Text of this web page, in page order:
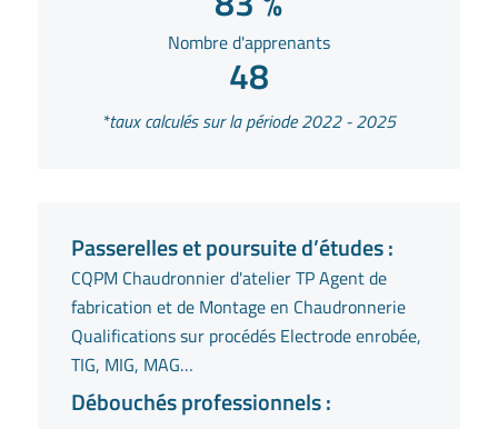
Nombre d'apprenants
48
*taux calculés sur la période 2022 - 2025
Passerelles et poursuite d’études :
CQPM Chaudronnier d'atelier TP Agent de
fabrication et de Montage en Chaudronnerie
Qualifications sur procédés Electrode enrobée,
TIG, MIG, MAG…
Débouchés professionnels :